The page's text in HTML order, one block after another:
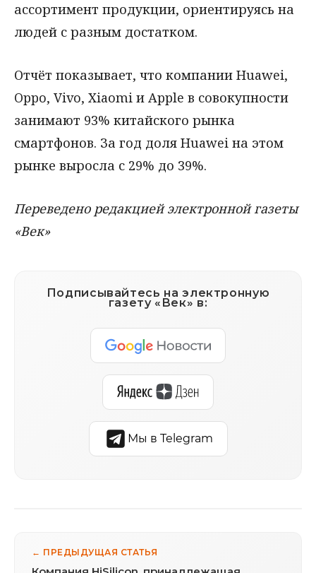
ассортимент продукции, ориентируясь на
людей с разным достатком.
Отчёт показывает, что компании Huawei,
Oppo, Vivo, Xiaomi и Apple в совокупности
занимают 93% китайского рынка
смартфонов. За год доля Huawei на этом
рынке выросла с 29% до 39%.
Переведено редакцией электронной газеты
«Век»
Подписывайтесь на электронную
газету «Век» в:
Мы в Telegram
← ПРЕДЫДУЩАЯ СТАТЬЯ